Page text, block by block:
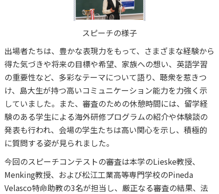
スピーチの様子
出場者たちは、豊かな表現力をもって、さまざまな経験から
得た気づきや将来の目標や希望、家族への想い、英語学習
の重要性など、多彩なテーマについて語り、聴衆を惹きつ
け、島大生が持つ高いコミュニケーション能力を力強く示
していました。また、審査のための休憩時間には、留学経
験のある学生による海外研修プログラムの紹介や体験談の
発表も行われ、会場の学生たちは高い関心を示し、積極的
に質問する姿が見られました。
今回のスピーチコンテストの審査は本学のLieske教授、
Menking教授、および松江工業高等専門学校のPineda
Velasco特命助教の3名が担当し、厳正なる審査の結果、法